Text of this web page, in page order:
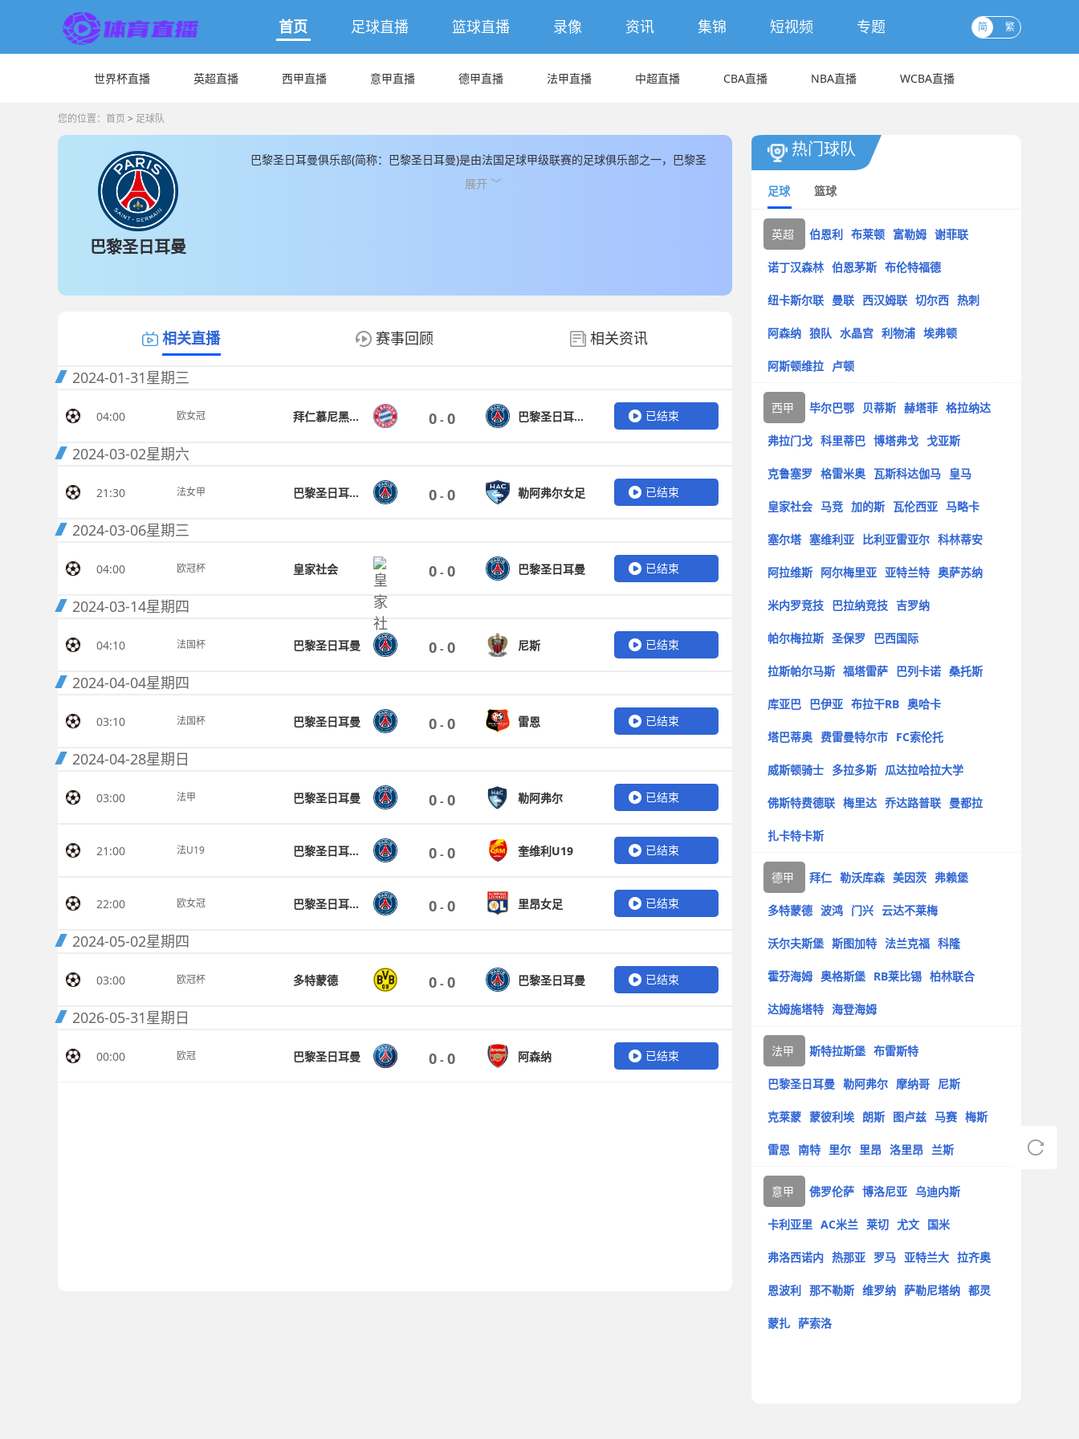
首页 足球直播 篮球直播 录像 资讯 集锦 短视频 专题 简 繁
世界杯直播 英超直播 西甲直播 意甲直播 德甲直播 法甲直播 中超直播 CBA直播 NBA直播 WCBA直播
您的位置： 首页 > 足球队
巴黎圣日耳曼
巴黎圣日耳曼俱乐部(简称：巴黎圣日耳曼)是由法国足球甲级联赛的足球俱乐部之一，巴黎圣
日耳曼主场馆是位于王子公园球场， 巴黎圣日耳曼成立于1970，巴黎圣日耳曼球队总评估市
值为870600000(€)，巴黎圣日耳曼球员总数为32人，巴黎圣日耳曼球队队员中，现有国家队球
展开 ﹀
相关直播 赛事回顾 相关资讯
2024-01-31星期三
04:00 欧女冠 拜仁慕尼黑女足 0 - 0 巴黎圣日耳曼女足 已结束
2024-03-02星期六
21:30 法女甲 巴黎圣日耳曼女足 0 - 0 勒阿弗尔女足 已结束
2024-03-06星期三
04:00 欧冠杯 皇家社会 0 - 0 巴黎圣日耳曼 已结束
2024-03-14星期四
04:10 法国杯 巴黎圣日耳曼 0 - 0 尼斯 已结束
2024-04-04星期四
03:10 法国杯 巴黎圣日耳曼 0 - 0 雷恩 已结束
2024-04-28星期日
03:00 法甲 巴黎圣日耳曼 0 - 0 勒阿弗尔 已结束
21:00 法U19 巴黎圣日耳曼U19 0 - 0 奎维利U19 已结束
22:00 欧女冠 巴黎圣日耳曼女足 0 - 0 里昂女足 已结束
2024-05-02星期四
03:00 欧冠杯 多特蒙德 0 - 0 巴黎圣日耳曼 已结束
2026-05-31星期日
00:00 欧冠 巴黎圣日耳曼 0 - 0 阿森纳 已结束
热门球队
足球 篮球
英超 伯恩利 布莱顿 富勒姆 谢菲联
诺丁汉森林 伯恩茅斯 布伦特福德
纽卡斯尔联 曼联 西汉姆联 切尔西 热刺
阿森纳 狼队 水晶宫 利物浦 埃弗顿
阿斯顿维拉 卢顿
西甲 毕尔巴鄂 贝蒂斯 赫塔菲 格拉纳达
弗拉门戈 科里蒂巴 博塔弗戈 戈亚斯
克鲁塞罗 格雷米奥 瓦斯科达伽马 皇马
皇家社会 马竞 加的斯 瓦伦西亚 马略卡
塞尔塔 塞维利亚 比利亚雷亚尔 科林蒂安
阿拉维斯 阿尔梅里亚 亚特兰特 奥萨苏纳
米内罗竞技 巴拉纳竞技 吉罗纳
帕尔梅拉斯 圣保罗 巴西国际
拉斯帕尔马斯 福塔雷萨 巴列卡诺 桑托斯
库亚巴 巴伊亚 布拉干RB 奥哈卡
塔巴蒂奥 费雷曼特尔市 FC索伦托
威斯顿骑士 多拉多斯 瓜达拉哈拉大学
佛斯特费德联 梅里达 乔达路普联 曼都拉
扎卡特卡斯
德甲 拜仁 勒沃库森 美因茨 弗赖堡
多特蒙德 波鸿 门兴 云达不莱梅
沃尔夫斯堡 斯图加特 法兰克福 科隆
霍芬海姆 奥格斯堡 RB莱比锡 柏林联合
达姆施塔特 海登海姆
法甲 斯特拉斯堡 布雷斯特
巴黎圣日耳曼 勒阿弗尔 摩纳哥 尼斯
克莱蒙 蒙彼利埃 朗斯 图卢兹 马赛 梅斯
雷恩 南特 里尔 里昂 洛里昂 兰斯
意甲 佛罗伦萨 博洛尼亚 乌迪内斯
卡利亚里 AC米兰 莱切 尤文 国米
弗洛西诺内 热那亚 罗马 亚特兰大 拉齐奥
恩波利 那不勒斯 维罗纳 萨勒尼塔纳 都灵
蒙扎 萨索洛